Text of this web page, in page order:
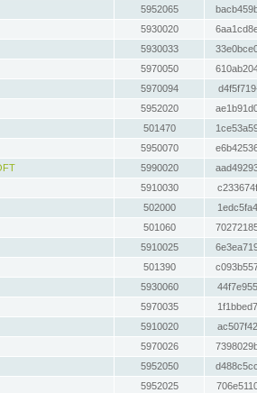
5952065
5930020
5930033
5970050
5970094
5952020
501470
5950070
5990020
5910030
502000
501060
5910025
501390
5930060
5970035
5910020
5970026
5952050
5952025